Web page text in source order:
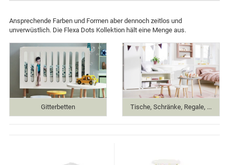
Ansprechende Farben und Formen aber dennoch zeitlos und
unverwüstlich. Die Flexa Dots Kollektion hält eine Menge aus.
Gitterbetten Tische, Schränke, Regale, ...